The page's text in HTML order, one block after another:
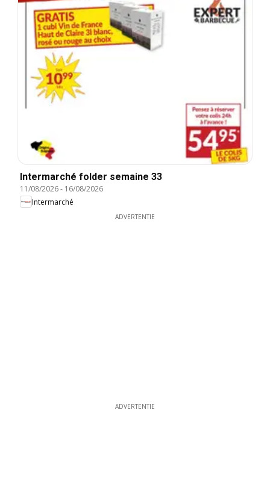
Intermarché folder semaine 33
11/08/2026- 16/08/2026
Intermarché
ADVERTENTIE
ADVERTENTIE